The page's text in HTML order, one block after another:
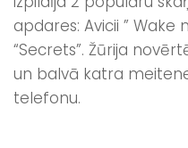
apdares: Avicii ” Wake
“Secrets”. Žūrija
un balvā katra
telefonu.